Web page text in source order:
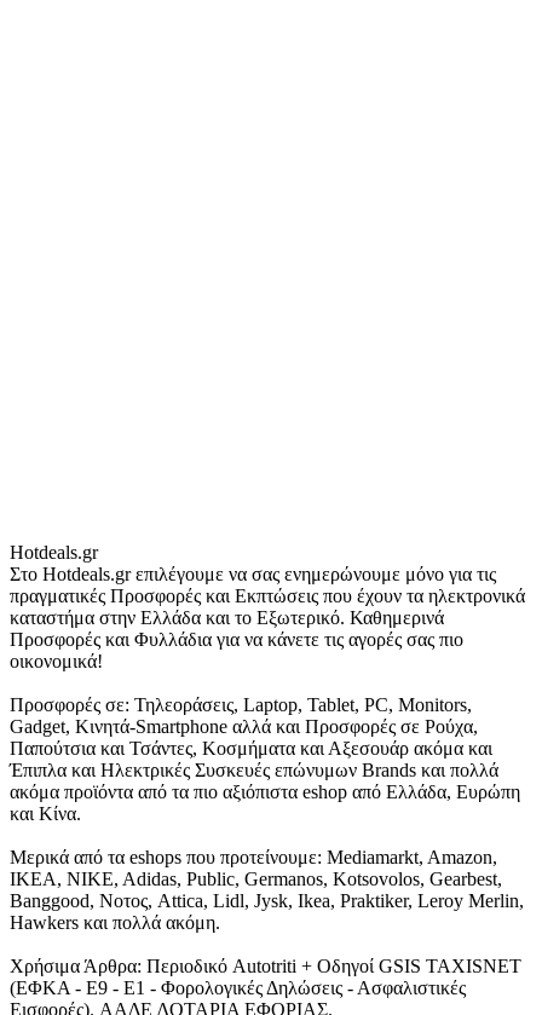
Hotdeals.gr
Στο Hotdeals.gr επιλέγουμε να σας ενημερώνουμε μόνο για τις
πραγματικές Προσφορές και Εκπτώσεις που έχουν τα ηλεκτρονικά
καταστήμα στην Ελλάδα και το Εξωτερικό. Καθημερινά
Προσφορές και Φυλλάδια για να κάνετε τις αγορές σας πιο
οικονομικά!
Προσφορές σε: Τηλεοράσεις, Laptop, Tablet, PC, Monitors,
Gadget, Κινητά-Smartphone αλλά και Προσφορές σε Ρούχα,
Παπούτσια και Τσάντες, Κοσμήματα και Αξεσουάρ ακόμα και
Έπιπλα και Ηλεκτρικές Συσκευές επώνυμων Brands και πολλά
ακόμα προϊόντα από τα πιο αξιόπιστα eshop από Ελλάδα, Ευρώπη
και Κίνα.
Μερικά από τα eshops που προτείνουμε: Mediamarkt, Amazon,
IKEA, NIKE, Adidas, Public, Germanos, Kotsovolos, Gearbest,
Banggood, Νοτος, Attica, Lidl, Jysk, Ikea, Praktiker, Leroy Merlin,
Hawkers και πολλά ακόμη.
Χρήσιμα Άρθρα: Περιοδικό Autotriti + Οδηγοί GSIS TAXISNET
(ΕΦΚΑ - Ε9 - Ε1 - Φορολογικές Δηλώσεις - Ασφαλιστικές
Εισφορές). ΑΑΔΕ ΛΟΤΑΡΙΑ ΕΦΟΡΙΑΣ.